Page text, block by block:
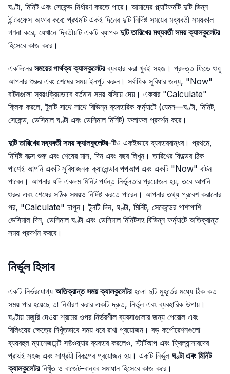
ঘণ্টা, মিনিট এবং সেকেন্ড নির্ধারণ করতে পারে। আমাদের প্ল্যাটফর্মটি দুটি ভিন্ন
ইন্টারফেস অফার করে: প্রথমটি একই দিনের দুটি নির্দিষ্ট সময়ের মধ্যবর্তী সময়কাল
গণনা করে, যেখানে দ্বিতীয়টি একটি ব্যাপক দুটি তারিখের মধ্যবর্তী সময় ক্যালকুলেটর
হিসেবে কাজ করে।
একদিনের সময়ের পার্থক্য ক্যালকুলেটরব্যবহার করা খুবই সহজ। প্রদত্ত ফিল্ডে শুধু
আপনার শুরুর এবং শেষের সময় ইনপুট করুন। সর্বাধিক সুবিধার জন্য, "Now"
বাটনগুলো স্বয়ংক্রিয়ভাবে বর্তমান সময় বসিয়ে দেয়। একবার "Calculate"
ক্লিক করলে, টুলটি সাথে সাথে বিভিন্ন ব্যবহারিক ফর্ম্যাটে (যেমন—ঘণ্টা, মিনিট,
সেকেন্ড, ডেসিমাল ঘণ্টা এবং ডেসিমাল মিনিট) ফলাফল প্রদর্শন করে।
দুটি তারিখের মধ্যবর্তী সময় ক্যালকুলেটর-টিও একইভাবে ব্যবহারবান্ধব। প্রথমে,
নির্দিষ্ট বক্সে শুরু এবং শেষের মাস, দিন এবং বছর লিখুন। তারিখের ফিল্ডের ঠিক
পাশেই আপনি একটি সুবিধাজনক ক্যালেন্ডার পপআপ এবং একটি "Now" বাটন
পাবেন। আপনার যদি একদম মিনিট পর্যন্ত নির্ভুলতার প্রয়োজন হয়, তবে আপনি
শুরুর এবং শেষের সঠিক সময়ও নির্দিষ্ট করতে পারেন। আপনার তথ্য প্রবেশ করানোর
পর, "Calculate" চাপুন। টুলটি দিন, ঘণ্টা, মিনিট, সেকেন্ডের পাশাপাশি
ডেসিমাল দিন, ডেসিমাল ঘণ্টা এবং ডেসিমাল মিনিটসহ বিভিন্ন ফর্ম্যাটে অতিক্রান্ত
সময় প্রদর্শন করবে।
নির্ভুল হিসাব
একটি নির্ভরযোগ্য অতিক্রান্ত সময় ক্যালকুলেটরহলো দুটি মুহূর্তের মধ্যে ঠিক কত
সময় পার হয়েছে তা নির্ধারণ করার একটি দ্রুত, নির্ভুল এবং ব্যবহারিক উপায়।
ঘণ্টায় মজুরি দেওয়া শ্রমের ওপর নির্ভরশীল ব্যবসাগুলোর জন্য পেরোল এবং
বিলিংয়ের ক্ষেত্রে নিখুঁতভাবে সময় ধরে রাখা প্রয়োজন। বড় কর্পোরেশনগুলো
ব্যয়বহুল ম্যানেজমেন্ট সফ্টওয়্যার ব্যবহার করলেও, স্টার্টআপ এবং ফ্রিল্যান্সারদের
প্রায়ই সহজ এবং সাশ্রয়ী বিকল্পের প্রয়োজন হয়। একটি নির্ভুল ঘণ্টা এবং মিনিট
ক্যালকুলেটরনিখুঁত ও বাজেট-বান্ধব সমাধান হিসেবে কাজ করে।